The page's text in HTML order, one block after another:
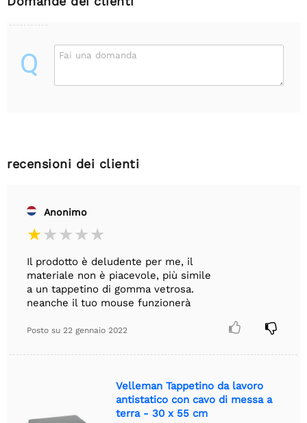
Q Fai una domanda
recensioni dei clienti
Anonimo
Il prodotto è deludente per me, il
materiale non è piacevole, più simile
a un tappetino di gomma vetrosa.
neanche il tuo mouse funzionerà
Posto su 22 gennaio 2022  
Velleman Tappetino da lavoro
antistatico con cavo di messa a
terra - 30 x 55 cm